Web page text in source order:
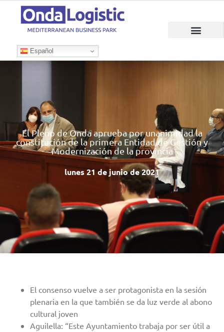
Español
El Pleno de Onda aprueba por unanimidad la
constitución de la primera Entidad de Gestión y
Modernización de la provincia
lunes 21 de junio de 2021
El consenso vuelve a ser protagonista en la sesión
plenaria en la que también se da luz verde al abono
cultural joven
Aguilella: “Este Ayuntamiento trabaja por ser útil a